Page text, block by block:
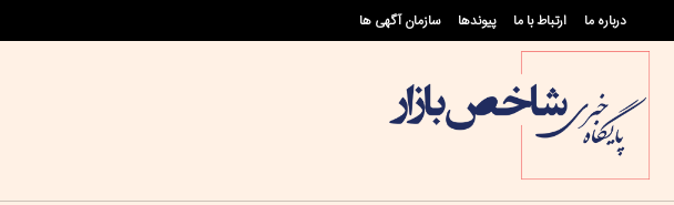
درباره ما ارتباط با ما پيوندها سازمان آگهی ها